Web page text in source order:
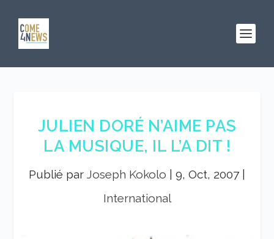
JULIEN DORÉ N’AIME PAS
LA MUSIQUE, IL L’A DIT !
Publié par Joseph Kokolo 9, Oct, 2007
International